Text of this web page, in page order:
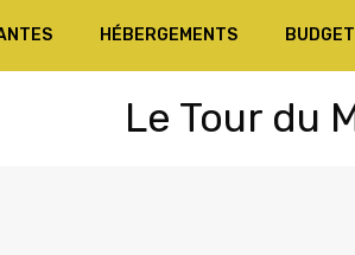
HÉBERGEMENTS BUDGET
Le Tour du